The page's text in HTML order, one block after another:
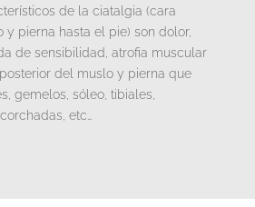
de la ciatalgia (cara
y pierna hasta el pie) son dolor,
de sensibilidad, atrofia muscular
del muslo y pierna que
gemelos, sóleo, tibiales,
etc…